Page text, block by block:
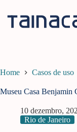
conteúdo
Home Casos de uso
Museu Casa Benjamin
10 dezembro,
Rio de Janeiro